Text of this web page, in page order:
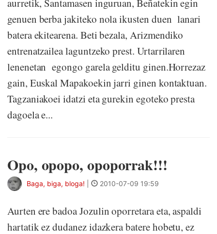
aurretik, Santamasen inguruan, Beñatekin egin
genuen berba jakiteko nola ikusten duen lanari
batera ekitearena. Beti bezala, Arizmendiko
entrenatzailea laguntzeko prest. Urtarrilaren
lenenetan egongo garela gelditu ginen.Horrezaz
gain, Euskal Mapakoekin jarri ginen kontaktuan.
Tagzaniakoei idatzi eta gurekin egoteko presta
dagoela e...
Opo, opopo, opoporrak!!!
Baga, biga, bloga! 2010-07-09 19:59
Aurten ere badoa Jozulin oporretara eta, aspaldi
hartatik ez dudanez idazkera batere hobetu, ez